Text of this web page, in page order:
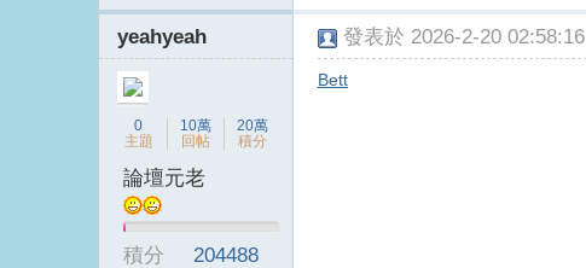
yeahyeah
0
主題
10萬
回帖
20萬
積分
論壇元老
積分
204488
發表於 2026-2-20 02:58:16
Bett